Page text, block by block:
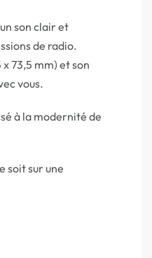
son clair et
de radio.
73,5 mm) et son
vous.
à la modernité de
soit sur une